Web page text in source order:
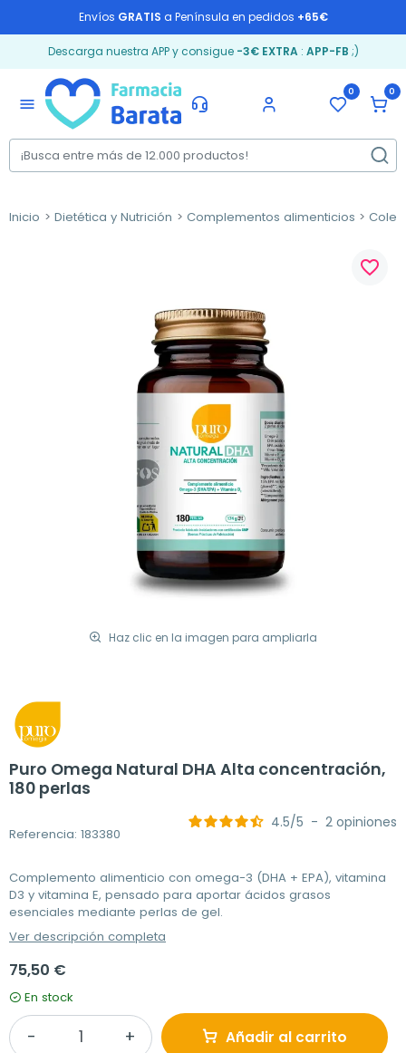
Envíos GRATIS a Península en pedidos +65€
Descarga nuestra APP y consigue -3€ EXTRA: APP-FB ;)
menu
0 0
Inicio Dietética y Nutrición Complementos alimenticios
Haz clic en la imagen para ampliarla
favorite_border
Puro Omega Natural DHA Alta concentración,
180 perlas
Referencia: 183380
4.5/5 - 2 opiniones
Complemento alimenticio con omega-3 (DHA + EPA), vitamina
D3 y vitamina E, pensado para aportar ácidos grasos
esenciales mediante perlas de gel.
Ver descripción completa
75,50 €
En stock
Añadir al carrito